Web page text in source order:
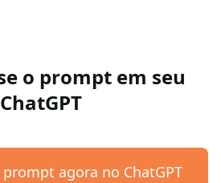
o prompt em seu
ChatGPT
agora no ChatGPT